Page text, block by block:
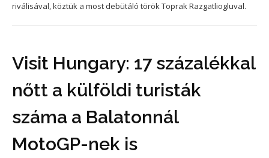
riválisával, köztük a most debütáló török Toprak Razgatliogluval.
Visit Hungary: 17 százalékkal
nőtt a külföldi turisták
száma a Balatonnál
MotoGP-nek is